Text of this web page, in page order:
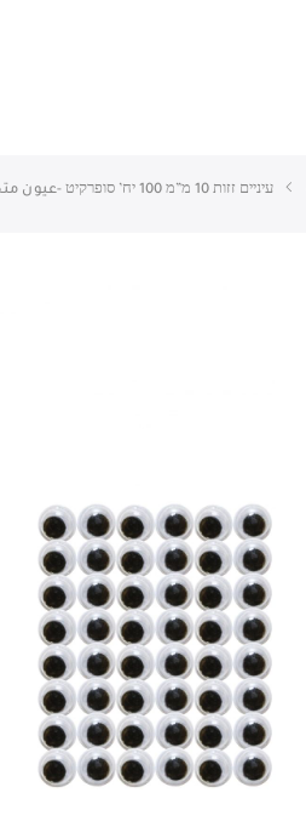
עיניים זזות 10 מ”מ 100 יח’ סופרקיט -عيون متحركة 10 ملم 100 قطعة